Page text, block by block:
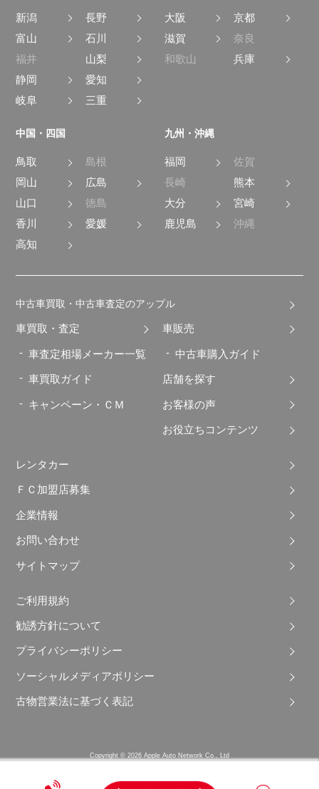
新潟
長野
富山
石川
福井
山梨
静岡
愛知
岐阜
三重
大阪
京都
滋賀
奈良
和歌山
兵庫
中国・四国
鳥取
島根
岡山
広島
山口
徳島
香川
愛媛
高知
九州・沖縄
福岡
佐賀
長崎
熊本
大分
宮崎
鹿児島
沖縄
中古車買取・中古車査定のアップル
車買取・査定
車査定相場メーカー一覧
車買取ガイド
キャンペーン・ＣＭ
車販売
中古車購入ガイド
店舗を探す
お客様の声
お役立ちコンテンツ
レンタカー
ＦＣ加盟店募集
企業情報
お問い合わせ
サイトマップ
ご利用規約
勧誘方針について
プライバシーポリシー
ソーシャルメディアポリシー
古物営業法に基づく表記
Copyright © 2026 Apple Auto Network Co., Ltd